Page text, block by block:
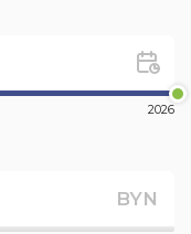
2026
BYN